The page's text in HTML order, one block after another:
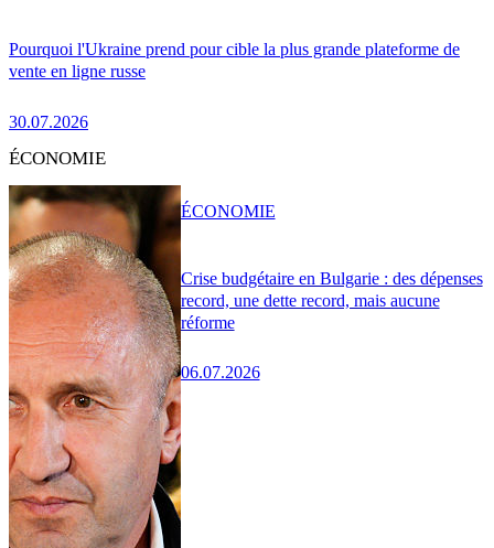
Pourquoi l'Ukraine prend pour cible la plus grande plateforme de
vente en ligne russe
30.07.2026
ÉCONOMIE
Crise budgétaire en Bulgarie : des dépenses
record, une dette record, mais aucune
réforme
06.07.2026
ÉCONOMIE